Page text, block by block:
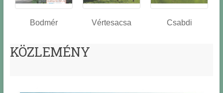
Bodmér Vértesacsa Csabdi
KÖZLEMÉNY